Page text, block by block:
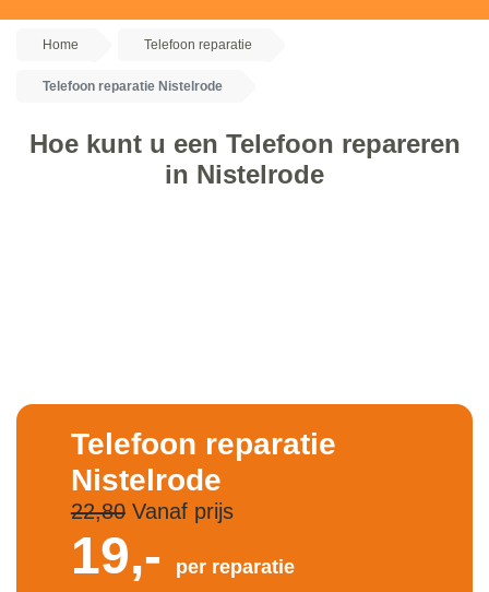
Home Telefoon reparatie
Telefoon reparatie Nistelrode
Hoe kunt u een Telefoon repareren
in Nistelrode
Telefoon reparatie
Nistelrode
22,80Vanaf prijs
19,- per reparatie